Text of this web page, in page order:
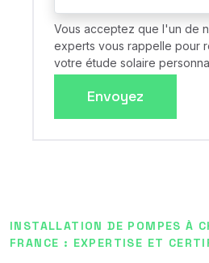
Vous acceptez que l'un de
experts vous rappelle pour
votre étude solaire
Envoyez
INSTALLATION DE POMPES À
FRANCE : EXPERTISE ET